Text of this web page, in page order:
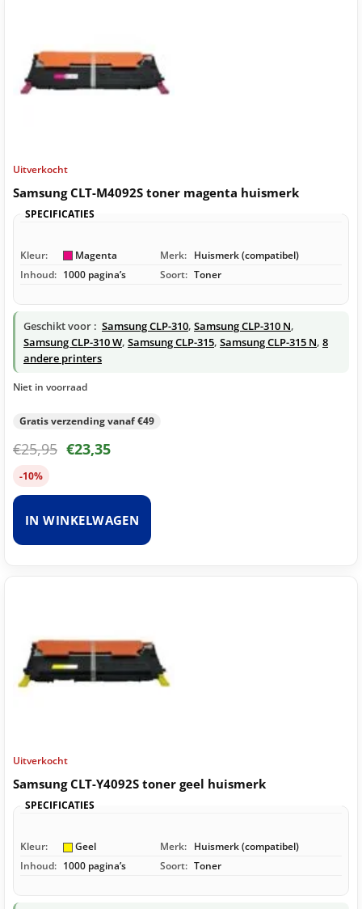
Uitverkocht
Samsung CLT-M4092S toner magenta huismerk
SPECIFICATIES
Kleur: Magenta Merk: Huismerk (compatibel)
Inhoud: 1000 pagina’s Soort: Toner
Geschikt voor : Samsung CLP-310, Samsung CLP-310 N,
Samsung CLP-310 W, Samsung CLP-315, Samsung CLP-315 N, 8
andere printers
Niet in voorraad
Gratis verzending vanaf €49
€25,95 €23,35
-10%
IN WINKELWAGEN
Uitverkocht
Samsung CLT-Y4092S toner geel huismerk
SPECIFICATIES
Kleur: Geel Merk: Huismerk (compatibel)
Inhoud: 1000 pagina’s Soort: Toner